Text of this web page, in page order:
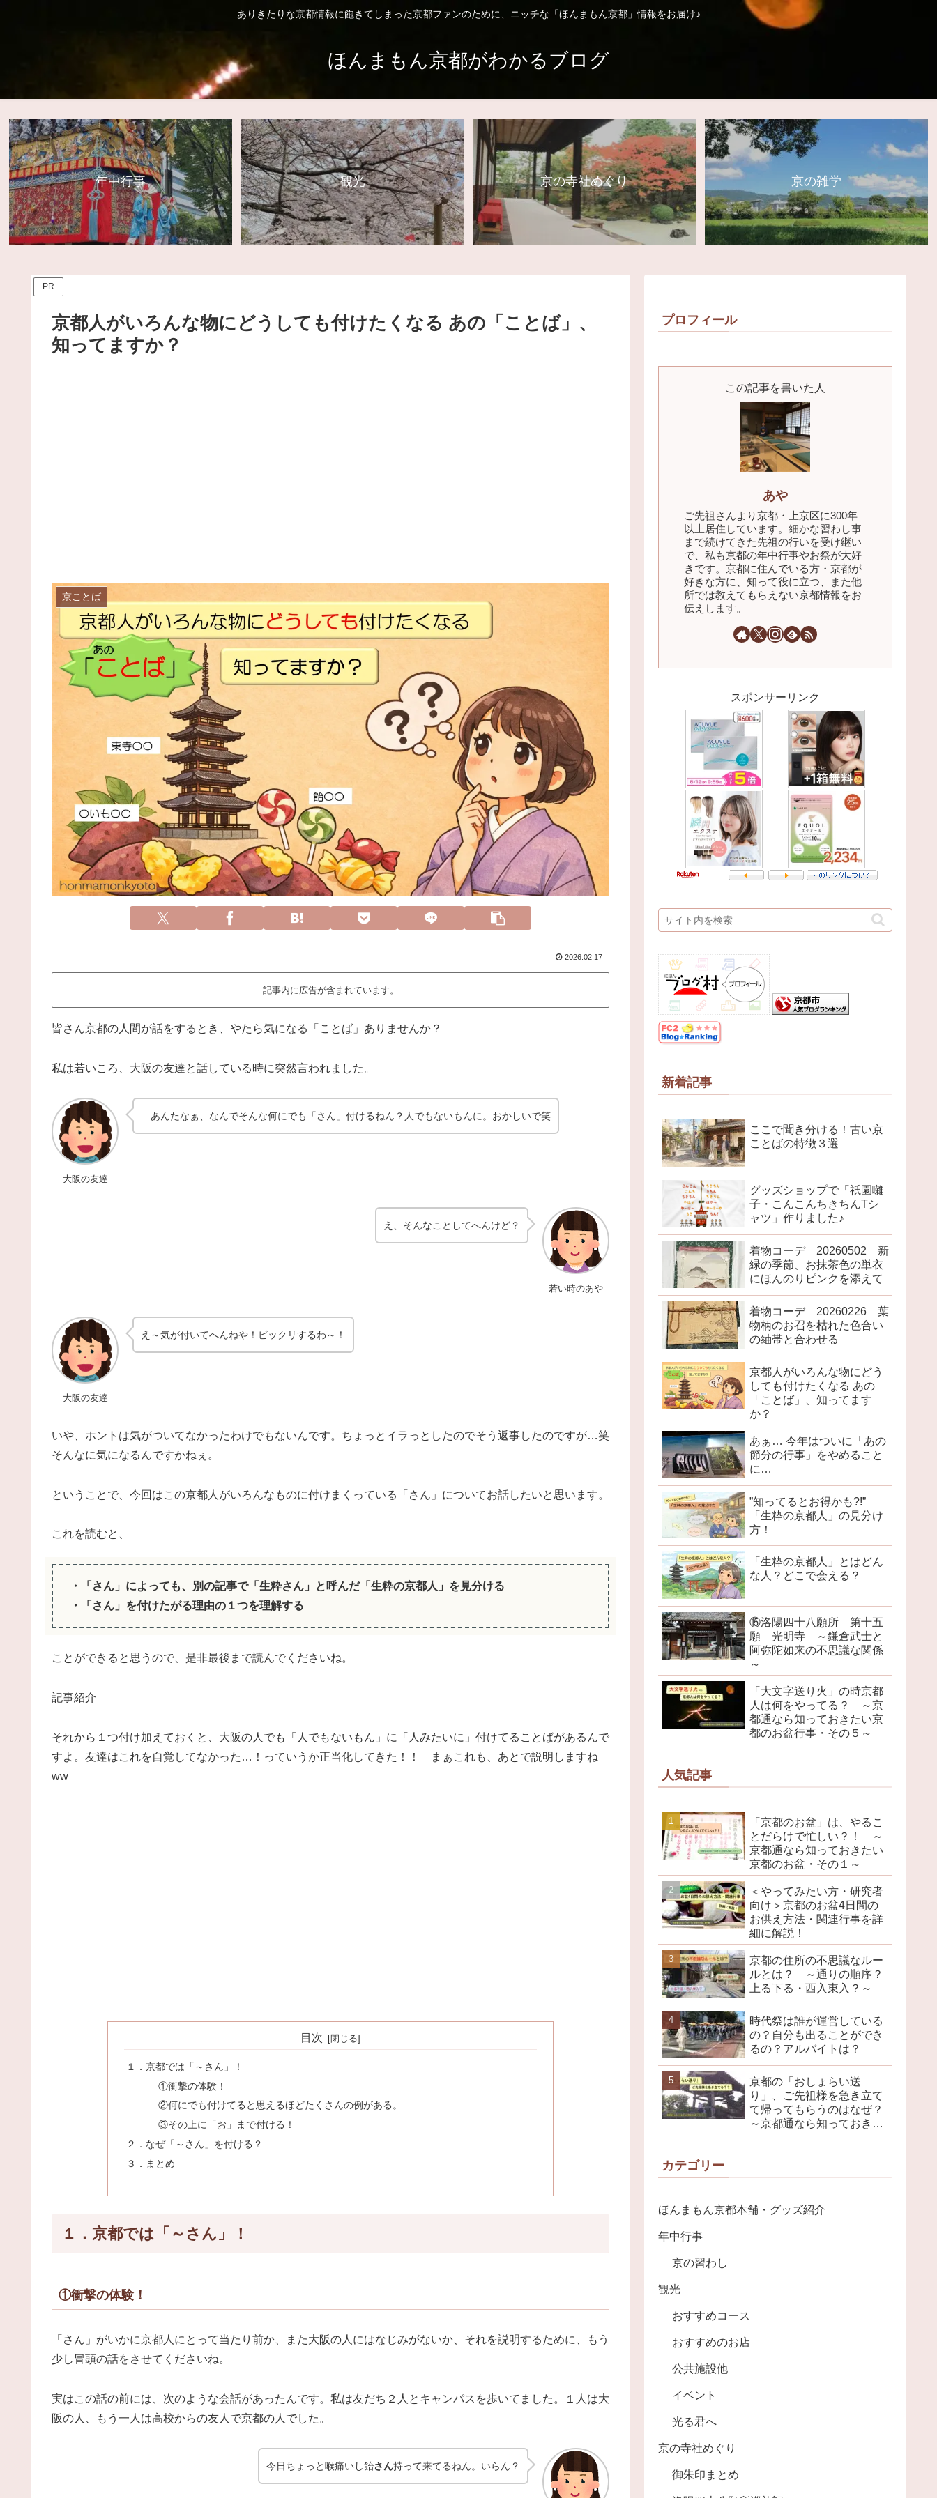
ありきたりな京都情報に飽きてしまった京都ファンのために、ニッチな「ほんまもん京都」情報をお届け♪
ほんまもん京都がわかるブログ
年中行事 観光 京の寺社めぐり 京の雑学
PR
京都人がいろんな物にどうしても付けたくなる あの「ことば」、
知ってますか？
京ことば
2026.02.17
記事内に広告が含まれています。
皆さん京都の人間が話をするとき、やたら気になる「ことば」ありませんか？
私は若いころ、大阪の友達と話している時に突然言われました。
大阪の友達
…あんたなぁ、なんでそんな何にでも「さん」付けるねん？人でもないもんに。おかしいで笑
若い時のあや
え、そんなことしてへんけど？
大阪の友達
え～気が付いてへんねや！ビックリするわ～！
いや、ホントは気がついてなかったわけでもないんです。ちょっとイラっとしたのでそう返事したのですが…笑
そんなに気になるんですかねぇ。
ということで、今回はこの京都人がいろんなものに付けまくっている「さん」についてお話したいと思います。
これを読むと、
・「さん」によっても、
別の記事で「生粋さん」と呼んだ「生粋の京都人」を見分ける
・「さん」を付けたがる理由の１つを理解する
ことができると思うので、是非最後まで読んでくださいね。
記事紹介
それから１つ付け加えておくと、大阪の人でも「人でもないもん」に「人みたいに」付けてることばがあるんで
すよ。友達はこれを自覚してなかった…！っていうか正当化してきた！！ まぁこれも、あとで説明しますね
ww
目次
１．京都では「～さん」！
①衝撃の体験！
②何にでも付けてると思えるほどたくさんの例がある。
③その上に「お」まで付ける！
２．なぜ「～さん」を付ける？
３．まとめ
１．京都では「～さん」！
①衝撃の体験！
「さん」がいかに京都人にとって当たり前か、また大阪の人にはなじみがないか、それを説明するために、もう
少し冒頭の話をさせてくださいね。
実はこの話の前には、次のような会話があったんです。私は友だち２人とキャンパスを歩いてました。１人は大
阪の人、もう一人は高校からの友人で京都の人でした。
今日ちょっと喉痛いし飴さん持って来てるねん。いらん？
プロフィール
この記事を書いた人
あや
ご先祖さんより京都・上京区に300年
以上居住しています。細かな習わし事
まで続けてきた先祖の行いを受け継い
で、私も京都の年中行事やお祭が大好
きです。京都に住んでいる方・京都が
好きな方に、知って役に立つ、また他
所では教えてもらえない京都情報をお
伝えします。
スポンサーリンク
新着記事
ここで聞き分ける！古い京
ことばの特徴３選
グッズショップで「祇園囃
子・こんこんちきちんTシ
ャツ」作りました♪
着物コーデ 20260502 新
緑の季節、お抹茶色の単衣
にほんのりピンクを添えて
着物コーデ 20260226 葉
物柄のお召を枯れた色合い
の紬帯と合わせる
京都人がいろんな物にどう
しても付けたくなる あの
「ことば」、知ってます
か？
あぁ… 今年はついに「あの
節分の行事」をやめること
に…
”知ってるとお得かも?!”
「生粋の京都人」の見分け
方！
「生粋の京都人」とはどん
な人？どこで会える？
⑮洛陽四十八願所 第十五
願 光明寺 ～鎌倉武士と
阿弥陀如来の不思議な関係
～
「大文字送り火」の時京都
人は何をやってる？ ～京
都通なら知っておきたい京
都のお盆行事・その５～
人気記事
「京都のお盆」は、やるこ
とだらけで忙しい？！ ～
京都通なら知っておきたい
京都のお盆・その１～
＜やってみたい方・研究者
向け＞京都のお盆4日間の
お供え方法・関連行事を詳
細に解説！
京都の住所の不思議なルー
ルとは？ ～通りの順序？
上る下る・西入東入？～
時代祭は誰が運営している
の？自分も出ることができ
るの？アルバイトは？
京都の「おしょらい送
り」、ご先祖様を急き立て
て帰ってもらうのはなぜ？
～京都通なら知っておきた
カテゴリー
ほんまもん京都本舗・グッズ紹介
年中行事
京の習わし
観光
おすすめコース
おすすめのお店
公共施設他
イベント
光る君へ
京の寺社めぐり
御朱印まとめ